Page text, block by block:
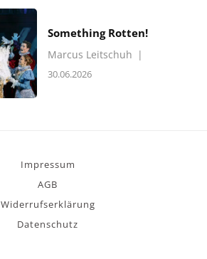
Something Rotten!
Marcus Leitschuh |
30.06.2026
Impressum
AGB
Widerrufserklärung
Datenschutz